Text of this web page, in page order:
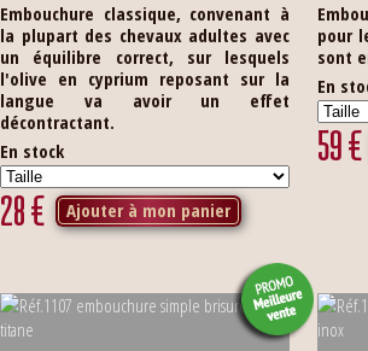
Embouchure classique, convenant à
la plupart des chevaux adultes avec
un équilibre correct, sur lesquels
l'olive en cyprium reposant sur la
langue va avoir un effet
décontractant.
En stock
28€ Ajouter à mon panier
pour
sont
En
59€